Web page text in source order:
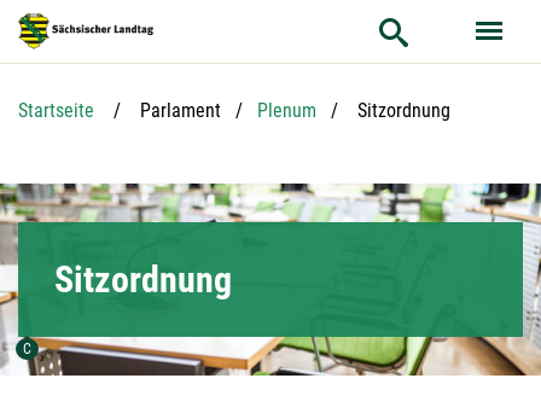
Hauptnavigation
Hauptinhalt
Service
Startseite Parlament Plenum Aktuelle Seite:
Sitzordnung
C Urheber der Grafik:
Sitzordnung